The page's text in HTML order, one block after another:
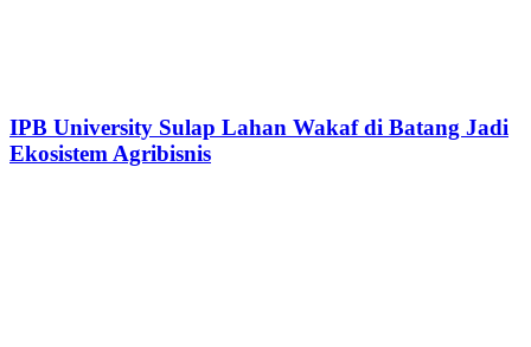
IPB University Sulap Lahan Wakaf di Batang Jadi
Ekosistem Agribisnis